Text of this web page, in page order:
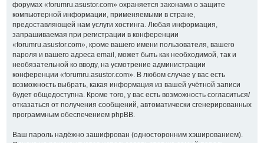
форумах «forumru.asustor.com» охраняется законами о защите
компьютерной информации, применяемыми в стране,
предоставляющей нам услуги хостинга. Любая информация,
запрашиваемая при регистрации в конференции
«forumru.asustor.com», кроме вашего имени пользователя, вашего
пароля и вашего адреса email, может быть как необходимой, так и
необязательной ко вводу, на усмотрение администрации
конференции «forumru.asustor.com». В любом случае у вас есть
возможность выбрать, какая информация из вашей учётной записи
будет общедоступна. Кроме того, у вас есть возможность согласиться/
отказаться от получения сообщений, автоматически сгенерированных
программным обеспечением phpBB.
Ваш пароль надёжно зашифрован (односторонним хэшированием).